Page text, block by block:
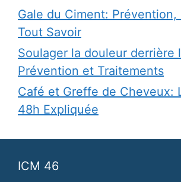
Gale du Ciment: Prévention,
Tout Savoir
Soulager la douleur derrière
Prévention et Traitements
Café et Greffe de Cheveux:
48h Expliquée
ICM 46